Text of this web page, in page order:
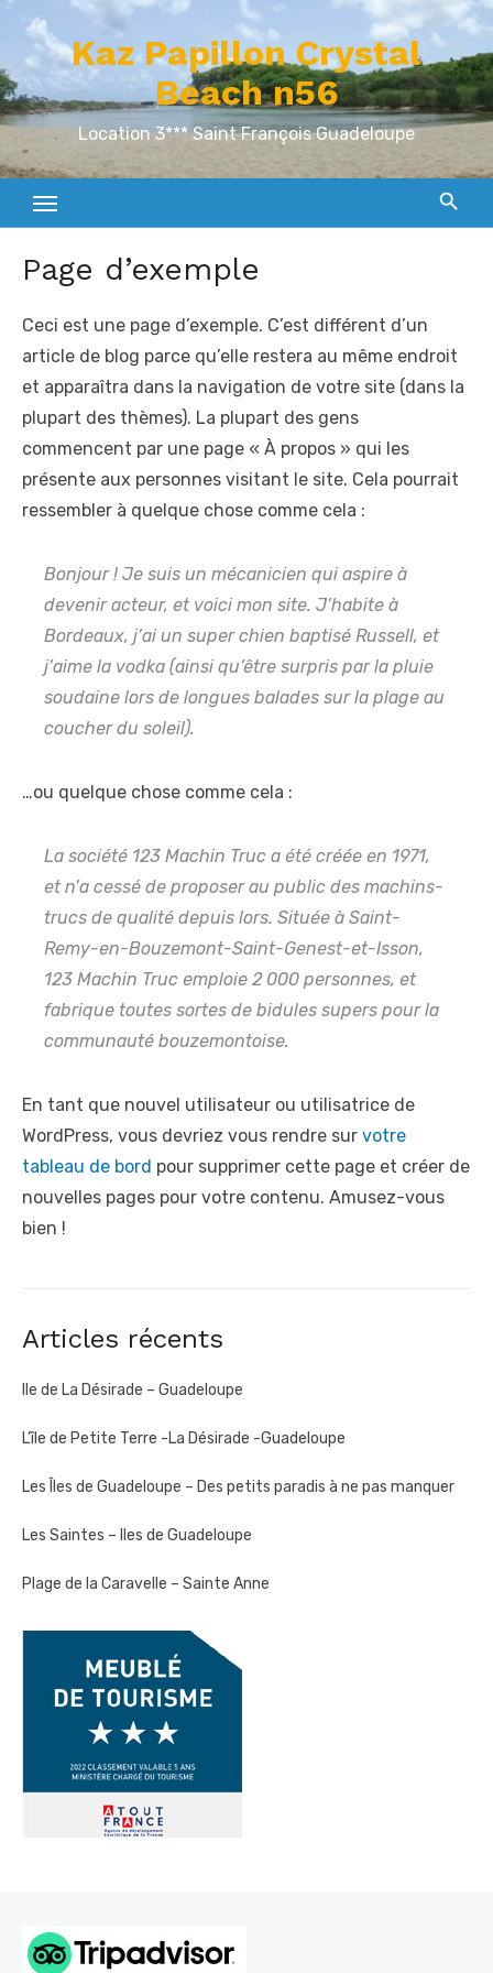
content
Kaz Papillon Crystal
Beach n56
Location 3*** Saint François Guadeloupe
Page d’exemple
Ceci est une page d’exemple. C’est différent d’un
article de blog parce qu’elle restera au même endroit
et apparaîtra dans la navigation de votre site (dans la
plupart des thèmes). La plupart des gens
commencent par une page « À propos » qui les
présente aux personnes visitant le site. Cela pourrait
ressembler à quelque chose comme cela :
Bonjour ! Je suis un mécanicien qui aspire à
devenir acteur, et voici mon site. J’habite à
Bordeaux, j’ai un super chien baptisé Russell, et
j’aime la vodka (ainsi qu’être surpris par la pluie
soudaine lors de longues balades sur la plage au
coucher du soleil).
…ou quelque chose comme cela :
La société 123 Machin Truc a été créée en 1971,
et n’a cessé de proposer au public des machins-
trucs de qualité depuis lors. Située à Saint-
Remy-en-Bouzemont-Saint-Genest-et-Isson,
123 Machin Truc emploie 2 000 personnes, et
fabrique toutes sortes de bidules supers pour la
communauté bouzemontoise.
En tant que nouvel utilisateur ou utilisatrice de
WordPress, vous devriez vous rendre sur votre
tableau de bord pour supprimer cette page et créer de
nouvelles pages pour votre contenu. Amusez-vous
bien !
Articles récents
Ile de La Désirade – Guadeloupe
L’île de Petite Terre -La Désirade -Guadeloupe
Les Îles de Guadeloupe – Des petits paradis à ne pas manquer
Les Saintes – Iles de Guadeloupe
Plage de la Caravelle – Sainte Anne